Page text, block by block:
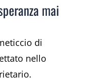
mai
di
nello